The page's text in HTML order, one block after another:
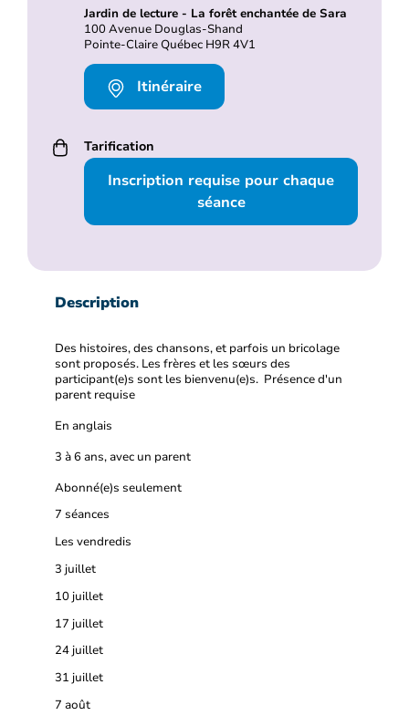
Jardin de lecture - La forêt enchantée de Sara
100 Avenue Douglas-Shand
Pointe-Claire Québec H9R 4V1
Itinéraire
Tarification
Inscription requise pour chaque
séance
Description
Des histoires, des chansons, et parfois un bricolage
sont proposés. Les frères et les sœurs des
participant(e)s sont les bienvenu(e)s. Présence d'un
parent requise
En anglais
3 à 6 ans, avec un parent
Abonné(e)s seulement
7 séances
Les vendredis
3 juillet
10 juillet
17 juillet
24 juillet
31 juillet
7 août